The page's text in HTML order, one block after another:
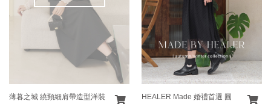
薄暮之城 繞頸細肩帶造型洋裝
HEALER Made 婚禮首選 圓